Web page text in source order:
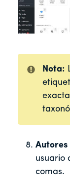
Nota:
Autores
usuario
comas.